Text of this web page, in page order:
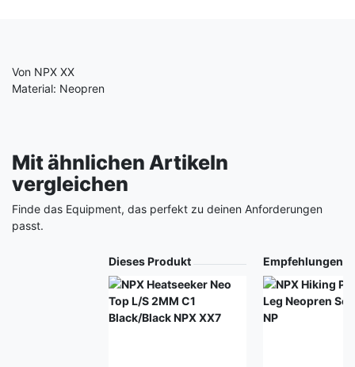
Von NPX XX
Material: Neopren
Mit ähnlichen Artikeln
vergleichen
Finde das Equipment, das perfekt zu deinen Anforderungen
passt.
Dieses Produkt Empfehlungen